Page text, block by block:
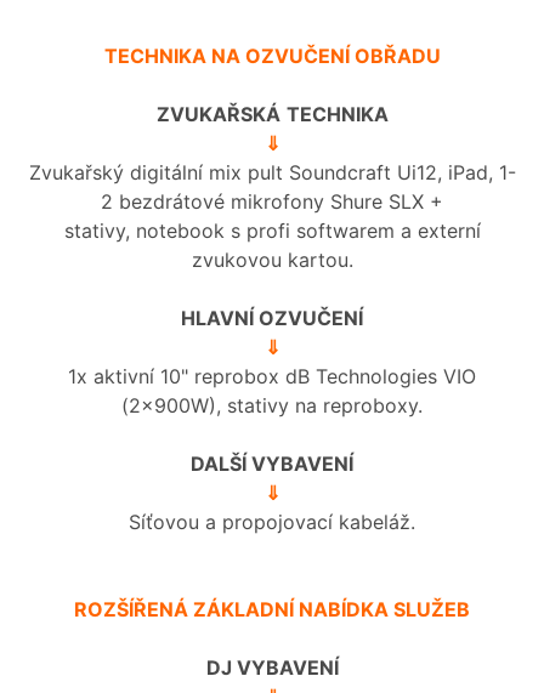
TECHNIKA NA OZVUČENÍ OBŘADU
ZVUKAŘSKÁ TECHNIKA
⇓
Zvukařský digitální mix pult Soundcraft Ui12, iPad, 1-
2 bezdrátové mikrofony Shure SLX +
stativy, notebook s profi softwarem a externí
zvukovou kartou.
HLAVNÍ OZVUČENÍ
⇓
1x aktivní 10" reprobox dB Technologies VIO
(2x900W), stativy na reproboxy.
DALŠÍ VYBAVENÍ
⇓
Síťovou a propojovací kabeláž.
ROZŠÍŘENÁ ZÁKLADNÍ NABÍDKA SLUŽEB
DJ VYBAVENÍ